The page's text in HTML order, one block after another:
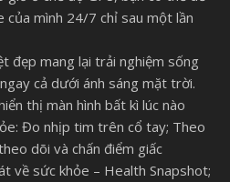
mình 24/7 chỉ sau một lần
đẹp mang lại trải nghiệm sống
cả dưới ánh sáng mặt trời.
thị màn hình bất kì lúc nào
Đo nhịp tim trên cổ tay; Theo
dõi và chấn điểm giấc
về sức khỏe – Health Snapshot;